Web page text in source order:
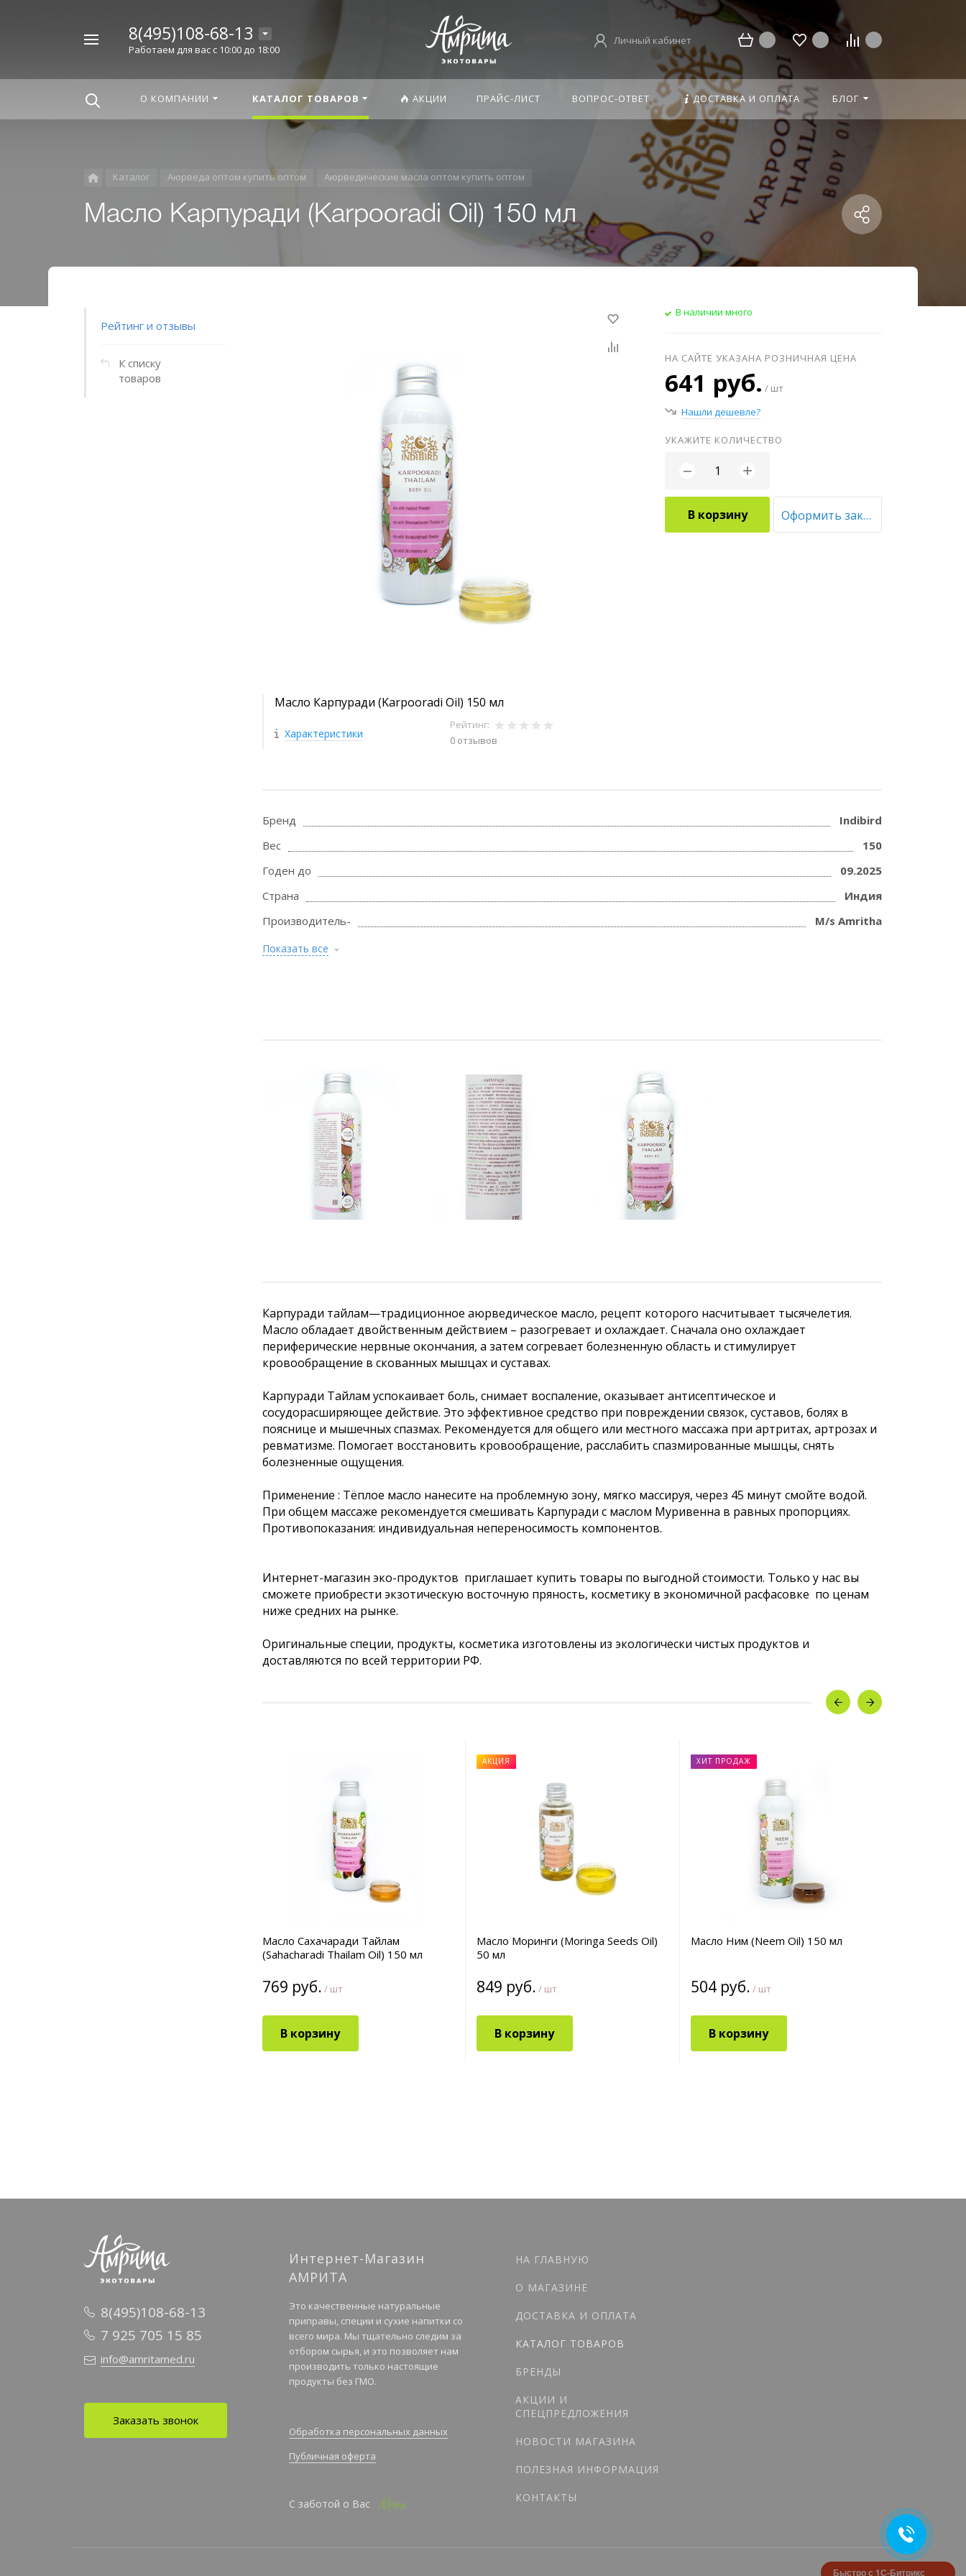
8(495)108-68-13
Работаем для вас с 10:00 до 18:00
Личный кабинет
О КОМПАНИИ КАТАЛОГ ТОВАРОВ АКЦИИ ПРАЙС-ЛИСТ ВОПРОС-ОТВЕТ ДОСТАВКА И ОПЛАТА БЛОГ
Каталог Аюрведа оптом купить оптом Аюрведические масла оптом купить оптом
Масло Карпуради (Karpooradi Oil) 150 мл
Рейтинг и отзывы
К списку
товаров
Масло Карпуради (Karpooradi Oil) 150 мл
Характеристики
Рейтинг:
0 отзывов
В наличии много
НА САЙТЕ УКАЗАНА РОЗНИЧНАЯ ЦЕНА
641 руб. / шт
Нашли дешевле?
УКАЖИТЕ КОЛИЧЕСТВО
− +
В корзину Оформить заказ оптом
Бренд
Indibird
Вес
150
Годен до
09.2025
Страна
Индия
Производитель-
M/s Amritha
Показать все
Карпуради тайлам—традиционное аюрведическое масло, рецепт которого насчитывает тысячелетия.
Масло обладает двойственным действием – разогревает и охлаждает. Сначала оно охлаждает
периферические нервные окончания, а затем согревает болезненную область и стимулирует
кровообращение в скованных мышцах и суставах.
Карпуради Тайлам успокаивает боль, снимает воспаление, оказывает антисептическое и
сосудорасширяющее действие. Это эффективное средство при повреждении связок, суставов, болях в
пояснице и мышечных спазмах. Рекомендуется для общего или местного массажа при артритах, артрозах и
ревматизме. Помогает восстановить кровообращение, расслабить спазмированные мышцы, снять
болезненные ощущения.
Применение : Тёплое масло нанесите на проблемную зону, мягко массируя, через 45 минут смойте водой.
При общем массаже рекомендуется смешивать Карпуради с маслом Муривенна в равных пропорциях.
Противопоказания: индивидуальная непереносимость компонентов.
Интернет-магазин эко-продуктов приглашает купить товары по выгодной стоимости. Только у нас вы
сможете приобрести экзотическую восточную пряность, косметику в экономичной расфасовке по ценам
ниже средних на рынке.
Оригинальные специи, продукты, косметика изготовлены из экологически чистых продуктов и
доставляются по всей территории РФ.
Масло Сахачаради Тайлам
(Sahacharadi Thailam Oil) 150 мл
769 руб. / шт
В корзину
АКЦИЯ
Масло Моринги (Moringa Seeds Oil)
50 мл
849 руб. / шт
В корзину
ХИТ ПРОДАЖ
Масло Ним (Neem Oil) 150 мл
504 руб. / шт
В корзину
8(495)108-68-13
7 925 705 15 85
info@amritamed.ru
Заказать звонок
Интернет-Магазин
АМРИТА
Это качественные натуральные
приправы, специи и сухие напитки со
всего мира. Мы тщательно следим за
отбором сырья, и это позволяет нам
производить только настоящие
продукты без ГМО.
Обработка персональных данных
Публичная оферта
С заботой о Вас
НА ГЛАВНУЮ
О МАГАЗИНЕ
ДОСТАВКА И ОПЛАТА
КАТАЛОГ ТОВАРОВ
БРЕНДЫ
АКЦИИ И
СПЕЦПРЕДЛОЖЕНИЯ
НОВОСТИ МАГАЗИНА
ПОЛЕЗНАЯ ИНФОРМАЦИЯ
КОНТАКТЫ
Быстро с 1С-Битрикс